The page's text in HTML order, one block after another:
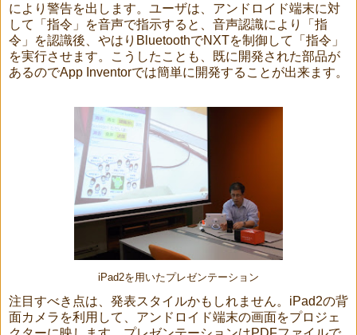
により警告を出します。ユーザは、アンドロイド端末に対
して「指令」を音声で指示すると、音声認識により「指
令」を認識後、やはりBluetoothでNXTを制御して「指令」
を実行させます。こうしたことも、既に開発された部品が
あるのでApp Inventorでは簡単に開発することが出来ます。
iPad2を用いたプレゼンテーション
注目すべき点は、発表スタイルかもしれません。iPad2の背
面カメラを利用して、アンドロイド端末の画面をプロジェ